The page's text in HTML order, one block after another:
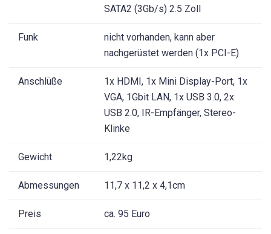
SATA2 (3Gb/s) 2.5 Zoll
Funk
nicht vorhanden, kann aber
nachgerüstet werden (1x PCI-E)
Anschlüße
1x HDMI, 1x Mini Display-Port, 1x
VGA, 1Gbit LAN, 1x USB 3.0, 2x
USB 2.0, IR-Empfänger, Stereo-
Klinke
Gewicht 1,22kg
Abmessungen 11,7 x 11,2 x 4,1cm
Preis ca. 95 Euro